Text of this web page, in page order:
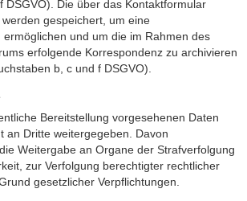
DSGVO). Die über das Kontaktformular
gespeichert, um eine
ermöglichen und um die im Rahmen des
erfolgende Korrespondenz zu archivieren
b, c und f DSGVO).
Bereitstellung vorgesehenen Daten
an Dritte weitergegeben. Davon
Weitergabe an Organe der Strafverfolgung
zur Verfolgung berechtigter rechtlicher
gesetzlicher Verpflichtungen.